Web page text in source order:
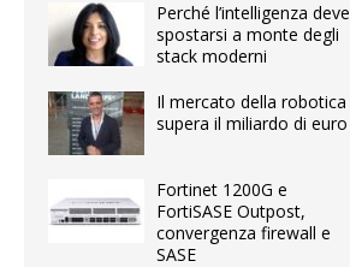
Perché l’intelligenza deve
spostarsi a monte degli
stack moderni
Il mercato della robotica
supera il miliardo di euro
Fortinet 1200G e
FortiSASE Outpost,
convergenza firewall e
SASE